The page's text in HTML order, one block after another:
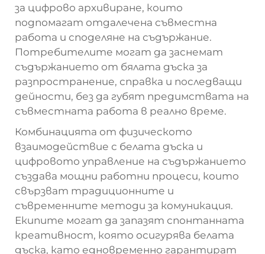
за цифрово архивиране, които
подпомагат отдалечена съвместна
работа и споделяне на съдържание.
Потребителите могат да заснемат
съдържанието от бялата дъска за
разпространение, справка и последващи
дейности, без да губят предимствата на
съвместната работа в реално време.
Комбинацията от физическото
взаимодействие с белата дъска и
цифровото управление на съдържанието
създава мощни работни процеси, които
свързват традиционните и
съвременните методи за комуникация.
Екипите могат да запазят спонтанната
креативност, която осигурява белата
дъска, като едновременно гарантират